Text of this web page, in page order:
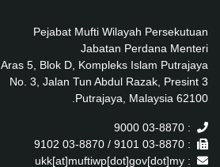
Pejabat Mufti Wilayah Persekutuan
Jabatan Perdana Menteri
Aras 5, Blok D, Kompleks Islam Putrajaya
No. 3, Jalan Tun Abdul Razak, Presint 3
62100 Putrajaya, Malaysia.
: 03-8870 9000
: 03-8870 9101 / 03-8870 9102
: ukk[at]muftiwp[dot]gov[dot]my